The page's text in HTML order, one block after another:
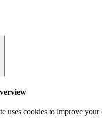
uses cookies to improve your